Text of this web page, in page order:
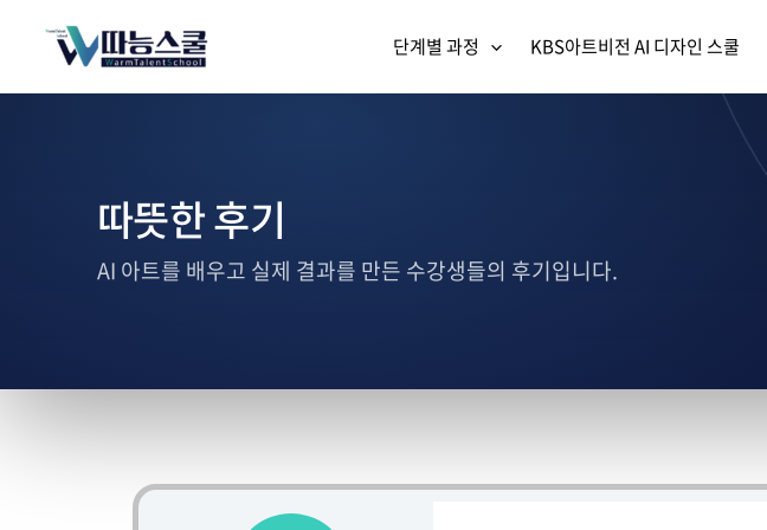
단계별 과정 KBS아트비전 AI 디자인 스쿨
따뜻한 후기
AI 아트를 배우고 실제 결과를 만든 수강생들의 후기입니다.